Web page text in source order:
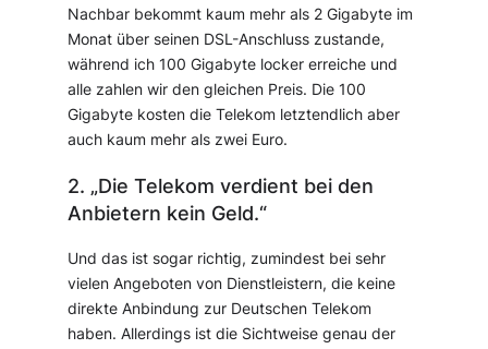
Nachbar bekommt kaum mehr als 2 Gigabyte im
Monat über seinen DSL-Anschluss zustande,
während ich 100 Gigabyte locker erreiche und
alle zahlen wir den gleichen Preis. Die 100
Gigabyte kosten die Telekom letztendlich aber
auch kaum mehr als zwei Euro.
2. „Die Telekom verdient bei den
Anbietern kein Geld.“
Und das ist sogar richtig, zumindest bei sehr
vielen Angeboten von Dienstleistern, die keine
direkte Anbindung zur Deutschen Telekom
haben. Allerdings ist die Sichtweise genau der